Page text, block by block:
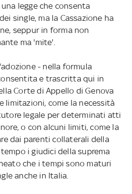
legge che consenta
single, ma la Cassazione ha
seppur in forma non
ma 'mite'.
- nella formula
e trascritta qui in
Corte di Appello di Genova
limitazioni, come la necessità
legale per determinati atti
o con alcuni limiti, come la
dai parenti collaterali della
i giudici della suprema
che i tempi sono maturi
anche in Italia.